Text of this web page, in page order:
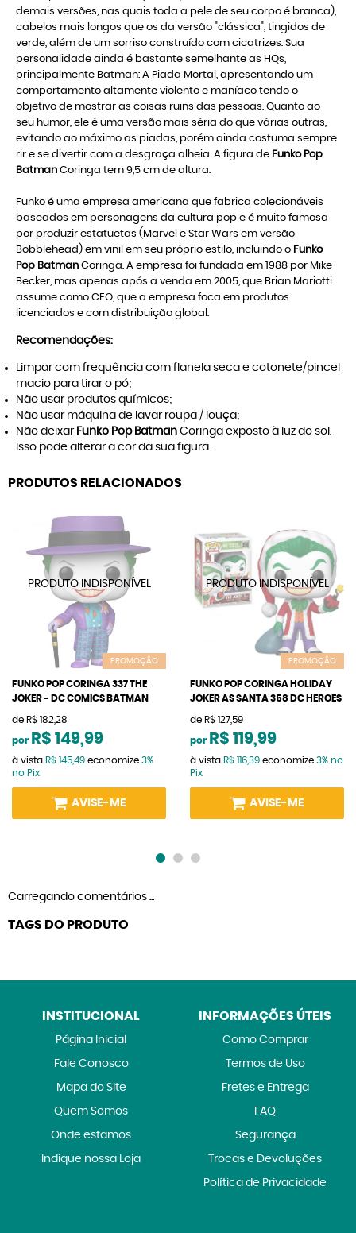
demais versões, nas quais toda a pele de seu corpo é branca),
cabelos mais longos que os da versão "clássica", tingidos de
verde, além de um sorriso construído com cicatrizes. Sua
personalidade ainda é bastante semelhante as HQs,
principalmente Batman: A Piada Mortal, apresentando um
comportamento altamente violento e maníaco tendo o
objetivo de mostrar as coisas ruins das pessoas. Quanto ao
seu humor, ele é uma versão mais séria do que várias outras,
evitando ao máximo as piadas, porém ainda costuma sempre
rir e se divertir com a desgraça alheia. A figura de Funko Pop
Batman Coringa tem 9,5 cm de altura.
Funko é uma empresa americana que fabrica colecionáveis
baseados em personagens da cultura pop e é muito famosa
por produzir estatuetas (Marvel e Star Wars em versão
Bobblehead) em vinil em seu próprio estilo, incluindo o Funko
Pop Batman Coringa. A empresa foi fundada em 1988 por Mike
Becker, mas apenas após a venda em 2005, que Brian Mariotti
assume como CEO, que a empresa foca em produtos
licenciados e com distribuição global.
Recomendações:
Limpar com frequência com flanela seca e cotonete/pincel
macio para tirar o pó;
Não usar produtos químicos;
Não usar máquina de lavar roupa / louça;
Não deixar Funko Pop Batman Coringa exposto à luz do sol.
Isso pode alterar a cor da sua figura.
PRODUTOS RELACIONADOS
PROMOÇÃO
FUNKO POP CORINGA 337 THE
JOKER - DC COMICS BATMAN
de R$ 182,28
por R$ 149,99
à vista R$ 145,49 economize 3%
no Pix
AVISE-ME
PROMOÇÃO
FUNKO POP CORINGA HOLIDAY
JOKER AS SANTA 358 DC HEROES
de R$ 127,59
por R$ 119,99
à vista R$ 116,39 economize 3% no
Pix
AVISE-ME
Carregando comentários ...
TAGS DO PRODUTO
INSTITUCIONAL
Página Inicial
Fale Conosco
Mapa do Site
Quem Somos
Onde estamos
Indique nossa Loja
INFORMAÇÕES ÚTEIS
Como Comprar
Termos de Uso
Fretes e Entrega
FAQ
Segurança
Trocas e Devoluções
Política de Privacidade